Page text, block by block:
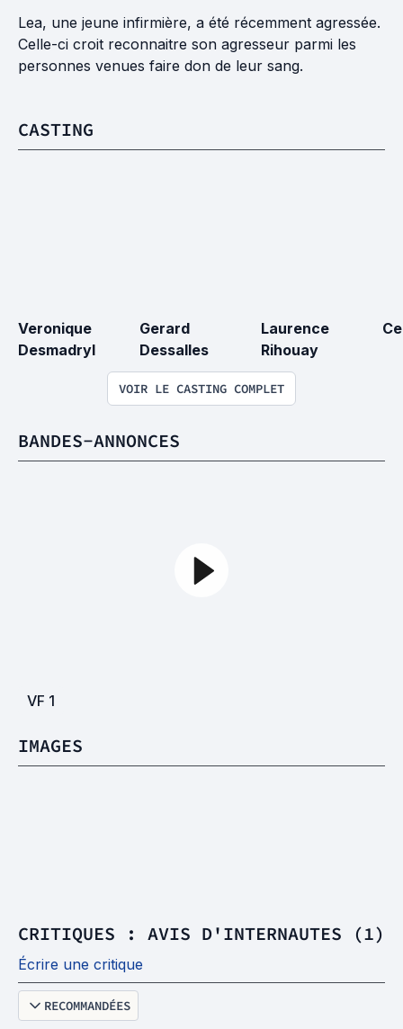
Lea, une jeune infirmière, a été récemment agressée.
Celle-ci croit reconnaitre son agresseur parmi les
personnes venues faire don de leur sang.
CASTING
Veronique
Desmadryl
Gerard
Dessalles
Laurence
Rihouay
VOIR LE CASTING COMPLET
BANDES-ANNONCES
VF 1
IMAGES
CRITIQUES : AVIS D'INTERNAUTES (1)
Écrire une critique
RECOMMANDÉES